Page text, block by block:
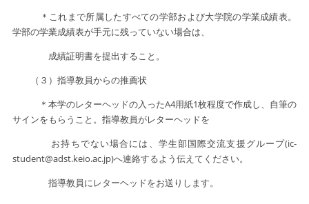
＊これまで所属したすべての学部および大学院の学業成績表。
学部の学業成績表が手元に残っていない場合は、
成績証明書を提出すること。
（３）指導教員からの推薦状
＊本学のレターヘッドの入ったA4用紙1枚程度で作成し、自筆の
サインをもらうこと。指導教員がレターヘッドを
お持ちでない場合には、学生部国際交流支援グループ(ic-
student@adst.keio.ac.jp)へ連絡するよう伝えてください。
指導教員にレターヘッドをお送りします。